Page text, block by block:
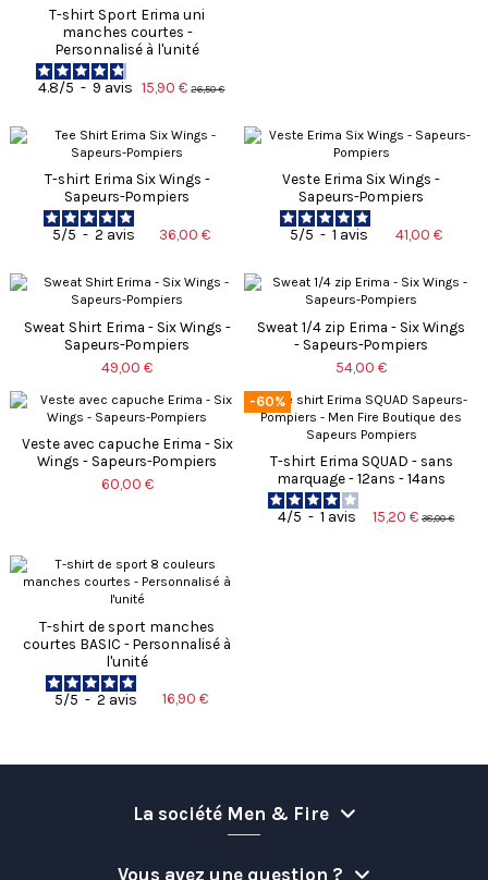
T-shirt Sport Erima uni
manches courtes -
Personnalisé à l'unité
4.8/5 - 9 avis 15,90 €26,50 €
T-shirt Erima Six Wings -
Sapeurs-Pompiers
5/5 - 2 avis 36,00 €
Veste Erima Six Wings -
Sapeurs-Pompiers
5/5 - 1 avis 41,00 €
Sweat Shirt Erima - Six Wings -
Sapeurs-Pompiers
49,00 €
Sweat 1/4 zip Erima - Six Wings
- Sapeurs-Pompiers
54,00 €
Veste avec capuche Erima - Six
Wings - Sapeurs-Pompiers
60,00 €
-60%
T-shirt Erima SQUAD - sans
marquage - 12ans - 14ans
4/5 - 1 avis 15,20 €38,00 €
T-shirt de sport manches
courtes BASIC - Personnalisé à
l'unité
5/5 - 2 avis 16,90 €
La société Men & Fire
Vous avez une question ?